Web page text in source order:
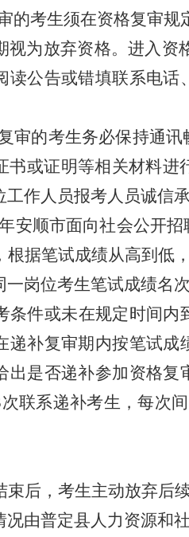
的考生须在资格复审
视为放弃资格。进入资
读公告或错填联系电
审的考生务必保持通
书或证明等相关材料
作人员报考人员诚信
年安顺市面向社会公开
根据笔试成绩从高到低
岗位考生笔试成绩名
条件或未在规定时间
递补复审期内按笔试成
出是否递补参加资格
联系递补考生，每次
束后，考生主动放弃
由普定县人力资源和